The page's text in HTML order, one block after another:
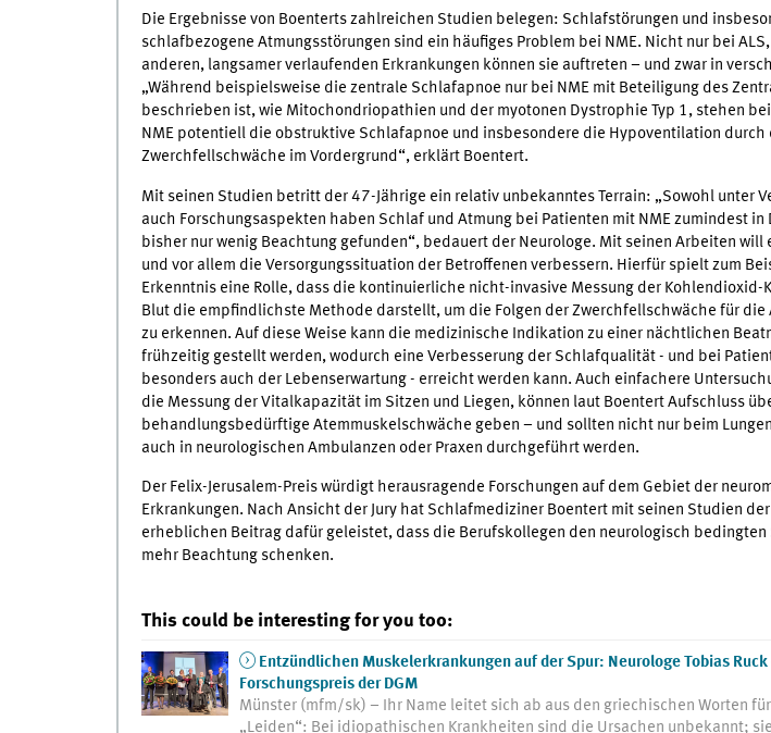
Die Ergebnisse von Boenterts zahlreichen Studien belegen: Schlafstörungen und
schlafbezogene Atmungsstörungen sind ein häufiges Problem bei NME. Nicht nur bei
anderen, langsamer verlaufenden Erkrankungen können sie auftreten – und zwar in
„Während beispielsweise die zentrale Schlafapnoe nur bei NME mit Beteiligung des
beschrieben ist, wie Mitochondriopathien und der myotonen Dystrophie Typ 1, stehen
NME potentiell die obstruktive Schlafapnoe und insbesondere die Hypoventilation durch
Zwerchfellschwäche im Vordergrund“, erklärt Boentert.
Mit seinen Studien betritt der 47-Jährige ein relativ unbekanntes Terrain: „Sowohl unter
auch Forschungsaspekten haben Schlaf und Atmung bei Patienten mit NME zumindest in
bisher nur wenig Beachtung gefunden“, bedauert der Neurologe. Mit seinen Arbeiten will
und vor allem die Versorgungssituation der Betroffenen verbessern. Hierfür spielt zum
Erkenntnis eine Rolle, dass die kontinuierliche nicht-invasive Messung der Kohlendioxid-
Blut die empfindlichste Methode darstellt, um die Folgen der Zwerchfellschwäche für die
zu erkennen. Auf diese Weise kann die medizinische Indikation zu einer nächtlichen
frühzeitig gestellt werden, wodurch eine Verbesserung der Schlafqualität - und bei
besonders auch der Lebenserwartung - erreicht werden kann. Auch einfachere
die Messung der Vitalkapazität im Sitzen und Liegen, können laut Boentert Aufschluss
behandlungsbedürftige Atemmuskelschwäche geben – und sollten nicht nur beim
auch in neurologischen Ambulanzen oder Praxen durchgeführt werden.
Der Felix-Jerusalem-Preis würdigt herausragende Forschungen auf dem Gebiet der
Erkrankungen. Nach Ansicht der Jury hat Schlafmediziner Boentert mit seinen Studien
erheblichen Beitrag dafür geleistet, dass die Berufskollegen den neurologisch bedingten
mehr Beachtung schenken.
This could be interesting for you too:
Entzündlichen Muskelerkrankungen auf der Spur: Neurologe Tobias
Forschungspreis der DGM
Münster (mfm/sk) – Ihr Name leitet sich ab aus den griechischen Worten
„Leiden“: Bei idiopathischen Krankheiten sind die Ursachen unbekannt;